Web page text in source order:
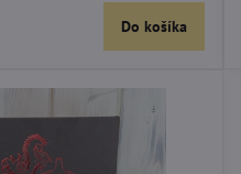
Do košíka